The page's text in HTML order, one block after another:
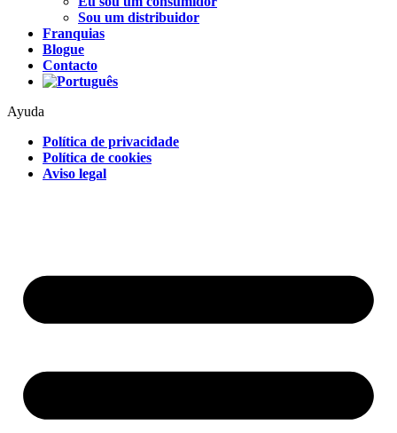
Sou um distribuidor
Franquias
Blogue
Contacto
Ayuda
Política de privacidade
Política de cookies
Aviso legal